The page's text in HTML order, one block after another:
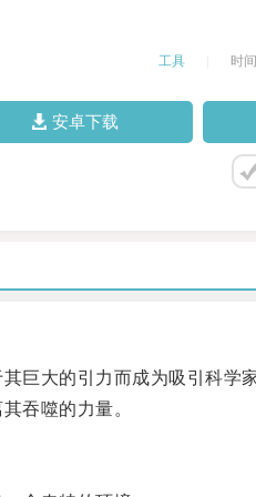
工具 时
安卓下载
大的引力而成为吸引科学家
吞噬的力量。